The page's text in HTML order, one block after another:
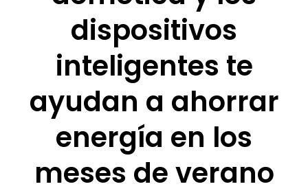
dispositivos
inteligentes te
ayudan a ahorrar
energía en los
meses de verano